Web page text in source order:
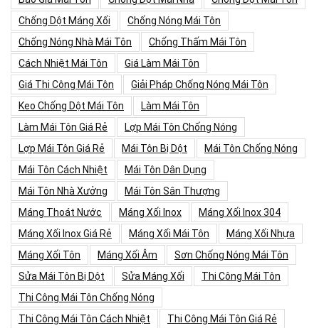
Chống Dột Máng Xối
Chống Nóng Mái Tôn
Chống Nóng Nhà Mái Tôn
Chống Thấm Mái Tôn
Cách Nhiệt Mái Tôn
Giá Làm Mái Tôn
Giá Thi Công Mái Tôn
Giải Pháp Chống Nóng Mái Tôn
Keo Chống Dột Mái Tôn
Làm Mái Tôn
Làm Mái Tôn Giá Rẻ
Lợp Mái Tôn Chống Nóng
Lợp Mái Tôn Giá Rẻ
Mái Tôn Bị Dột
Mái Tôn Chống Nóng
Mái Tôn Cách Nhiệt
Mái Tôn Dân Dụng
Mái Tôn Nhà Xưởng
Mái Tôn Sân Thượng
Máng Thoát Nước
Máng Xối Inox
Máng Xối Inox 304
Máng Xối Inox Giá Rẻ
Máng Xối Mái Tôn
Máng Xối Nhựa
Máng Xối Tôn
Máng Xối Âm
Sơn Chống Nóng Mái Tôn
Sửa Mái Tôn Bị Dột
Sửa Máng Xối
Thi Công Mái Tôn
Thi Công Mái Tôn Chống Nóng
Thi Công Mái Tôn Cách Nhiệt
Thi Công Mái Tôn Giá Rẻ